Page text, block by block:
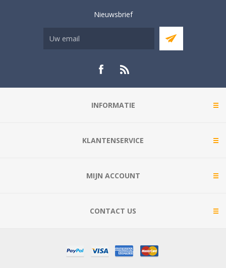
Nieuwsbrief
INFORMATIE
KLANTENSERVICE
MIJN ACCOUNT
CONTACT US